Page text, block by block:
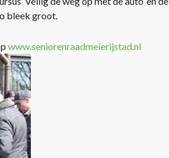
bleek groot.
www.seniorenraadmeierijstad.nl